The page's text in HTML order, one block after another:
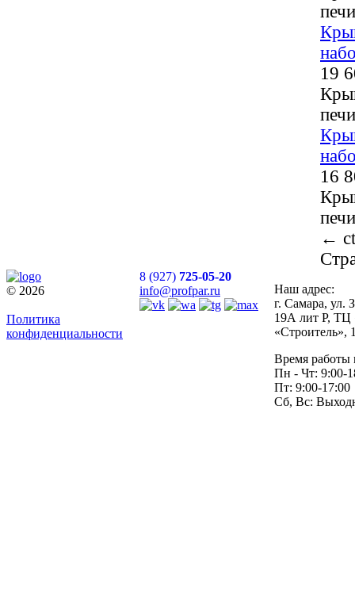
19
16
←
© 2026
Политика
конфиденциальности
8 (927) 725-05-20
info@profpar.ru
Наш адрес:
г. Самара, ул.
19А лит Р, ТЦ
«Строитель»,
Время работы
Пн - Чт: 9:00-
Пт: 9:00-17:00
Сб, Вс: